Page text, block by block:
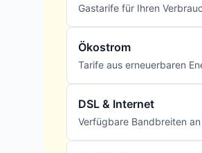
Gastarife für Ihren
Ökostrom
Tarife aus erneuerbaren
DSL & Internet
Verfügbare Bandbreiten